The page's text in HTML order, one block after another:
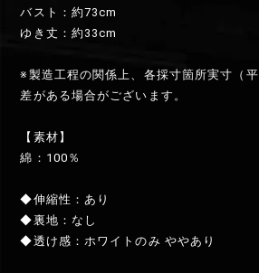
バスト：約73cm
ゆき丈：約33cm
※製造工程の関係上、各採寸箇所実寸（
差がある場合がございます。
【素材】
綿：100％
◆伸縮性：あり
◆裏地：なし
◆透け感：ホワイトのみ ややあり